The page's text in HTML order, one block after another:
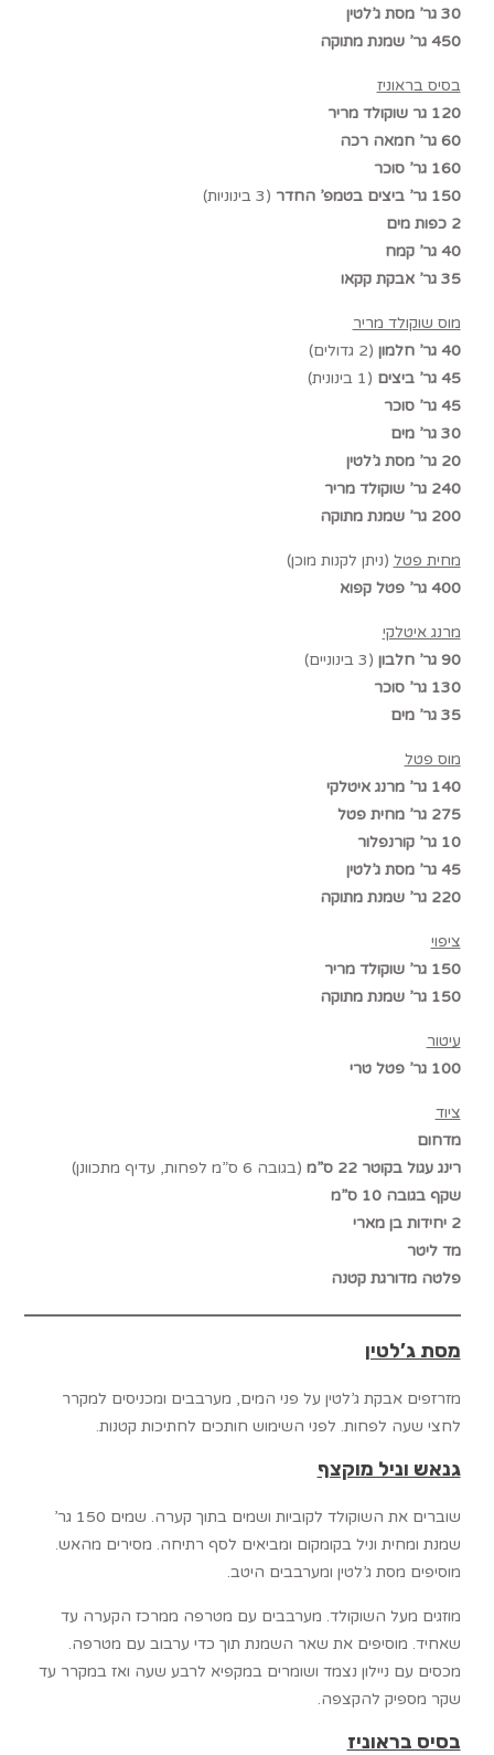
30 גר’ מסת ג’לטין
450 גר’ שמנת מתוקה
בסיס בראוניז
120 גר שוקולד מריר
60 גר’ חמאה רכה
160 גר’ סוכר
150 גר’ ביצים בטמפ’ החדר
(3 בינוניות)
2 כפות מים
40 גר’ קמח
35 גר’ אבקת קקאו
מוס שוקולד מריר
40 גר’ חלמון
(2 גדולים)
45 גר’ ביצים
(1 בינונית)
45 גר’ סוכר
30 גר’ מים
20 גר’ מסת ג’לטין
240 גר’ שוקולד מריר
200 גר’ שמנת מתוקה
מחית פטל (ניתן לקנות מוכן)
400 גר’ פטל קפוא
מרנג איטלקי
90 גר’ חלבון
(3 בינוניים)
130 גר’ סוכר
35 גר’ מים
מוס פטל
140 גר’ מרנג איטלקי
275 גר’ מחית פטל
10 גר’ קורנפלור
45 גר’ מסת ג’לטין
220 גר’ שמנת מתוקה
ציפוי
150 גר’ שוקולד מריר
150 גר’ שמנת מתוקה
עיטור
100 גר’ פטל טרי
ציוד
מדחום
רינג עגול בקוטר 22 ס”מ
(בגובה 6 ס”מ לפחות, עדיף מתכוונן)
שקף בגובה 10 ס”מ
2 יחידות בן מארי
מד ליטר
פלטה מדורגת קטנה
מסת ג’לטין
מזרזפים אבקת ג’לטין על פני המים, מערבבים ומכניסים למקרר
לחצי שעה לפחות. לפני השימוש חותכים לחתיכות קטנות.
גנאש וניל מוקצף
שוברים את השוקולד לקוביות ושמים בתוך קערה. שמים 150 גר’
שמנת ומחית וניל בקומקום ומביאים לסף רתיחה. מסירים מהאש.
מוסיפים מסת ג’לטין ומערבבים היטב.
מוזגים מעל השוקולד. מערבבים עם מטרפה ממרכז הקערה עד
שאחיד. מוסיפים את שאר השמנת תוך כדי ערבוב עם מטרפה.
מכסים עם ניילון נצמד ושומרים במקפיא לרבע שעה ואז במקרר עד
שקר מספיק להקצפה.
בסיס בראוניז